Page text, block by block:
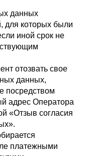
данных
для которых были
иной срок не
отозвать свое
данных,
посредством
адрес Оператора
«Отзыв согласия
платежными